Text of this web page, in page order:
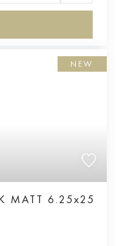
NEW
MATT 6.25x25